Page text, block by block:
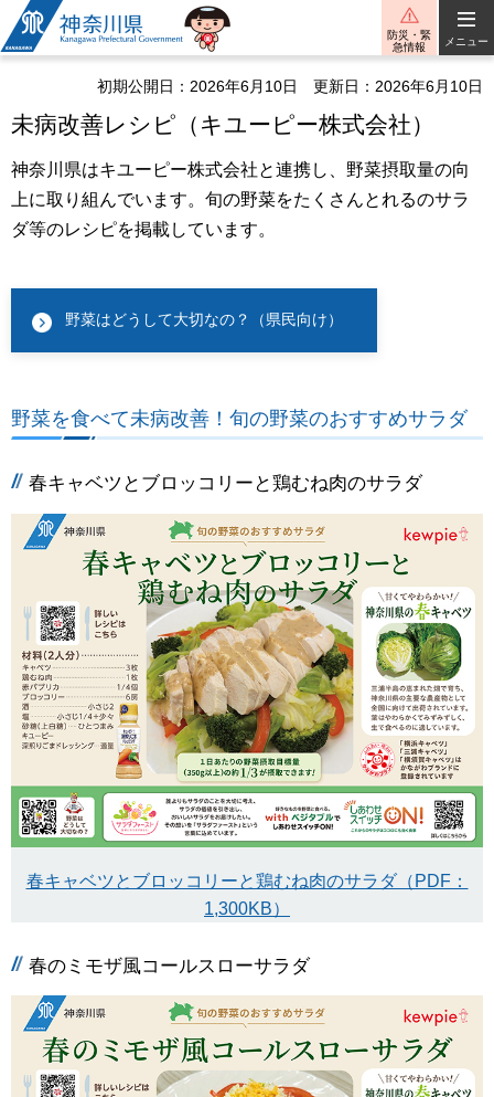
神奈川県
防災・緊
急情報
メニュー
初期公開日：2026年6月10日 更新日：2026年6月10日
未病改善レシピ（キユーピー株式会社）
神奈川県はキユーピー株式会社と連携し、野菜摂取量の向
上に取り組んでいます。旬の野菜をたくさんとれるのサラ
ダ等のレシピを掲載しています。
野菜はどうして大切なの？（県民向け）
野菜を食べて未病改善！旬の野菜のおすすめサラダ
春キャベツとブロッコリーと鶏むね肉のサラダ
春キャベツとブロッコリーと鶏むね肉のサラダ（PDF：
1,300KB）
春のミモザ風コールスローサラダ